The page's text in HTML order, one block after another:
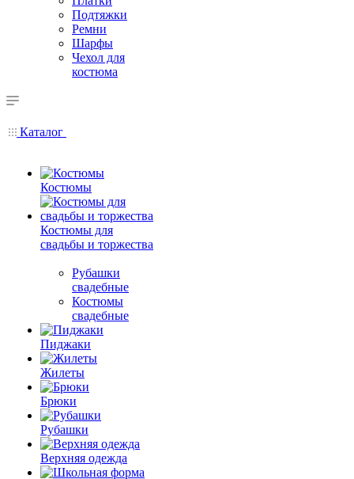
Подтяжки
Ремни
Шарфы
Чехол для
костюма
Каталог
Костюмы
Костюмы для
свадьбы и торжества
Рубашки
свадебные
Костюмы
свадебные
Пиджаки
Жилеты
Брюки
Рубашки
Верхняя одежда